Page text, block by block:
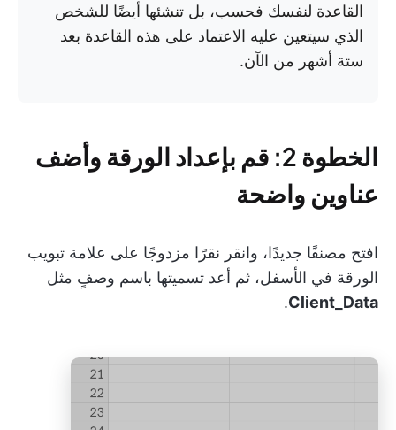
القاعدة لنفسك فحسب، بل تنشئها أيضًا للشخص
الذي سيتعين عليه الاعتماد على هذه القاعدة بعد
ستة أشهر من الآن.
الخطوة 2: قم بإعداد الورقة وأضف
عناوين واضحة
افتح مصنفًا جديدًا، وانقر نقرًا مزدوجًا على علامة تبويب
الورقة في الأسفل، ثم أعد تسميتها باسم وصفٍ مثل
Client_Data
.